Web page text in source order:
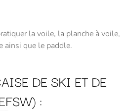
la voile, la planche à voile,
ainsi que le paddle.
DE SKI ET DE
: